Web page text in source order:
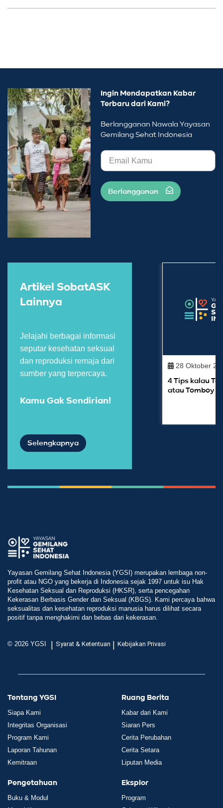
Ingin Mendapatkan Kabar
Terbaru dari Kami?
Berlangganan Nawala Yayasan
Gemilang Sehat Indonesia
Berlangganan
Artikel SobatASK
Lainnya
Jelajahi berbagai informasi
seputar kesehatan seksual
dan reproduksi remaja dari
sumber yang terpercaya.
Kamu Gak Sendirian!
Selengkapnya
28 Oktober
4 Tips kalau
atau Tomboy
Yayasan Gemilang Sehat Indonesia (YGSI) merupakan lembaga non-
profit atau NGO yang bekerja di Indonesia sejak 1997 untuk isu Hak
Kesehatan Seksual dan Reproduksi (HKSR), serta pencegahan
Kekerasan Berbasis Gender dan Seksual (KBGS). Kami percaya bahwa
seksualitas dan kesehatan reproduksi manusia harus dilihat secara
positif tanpa menghakimi dan bebas dari kekerasan.
© 2026 YGSI | Syarat & Ketentuan | Kebijakan Privasi
Tentang YGSI
Siapa Kami
Integritas Organisasi
Program Kami
Laporan Tahunan
Kemitraan
Ruang Berita
Kabar dari Kami
Siaran Pers
Cerita Perubahan
Cerita Setara
Liputan Media
Pengetahuan
Buku & Modul
Eksplor
Program